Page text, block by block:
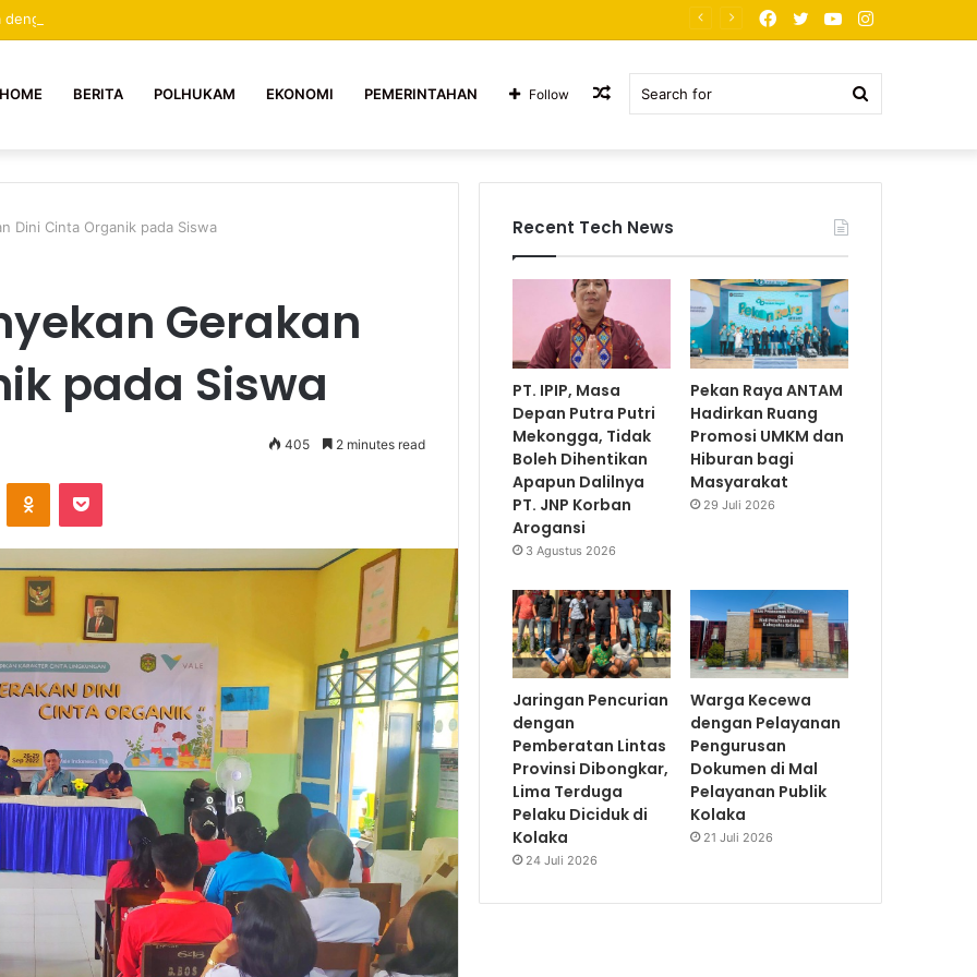
dengan Pelayanan Pengurusan Dokumen di Mal Pelayanan Publik Kolaka YouTube
Twitter
Facebook
HOME BERITA POLHUKAM EKONOMI PEMERINTAHAN Random
Follow
Dini Cinta Organik pada Siswa
Gerakan
pada Siswa
405 2 minutes read
Recent Tech News
PT. IPIP, Masa
Depan Putra Putri
Mekongga, Tidak
Boleh Dihentikan
Apapun Dalilnya
PT. JNP Korban
Arogansi
3 Agustus 2026
Pekan Raya ANTAM
Hadirkan Ruang
Promosi UMKM dan
Hiburan bagi
Masyarakat
29 Juli 2026
Jaringan Pencurian
dengan
Pemberatan Lintas
Provinsi Dibongkar,
Lima Terduga
Pelaku Diciduk di
Kolaka
24 Juli 2026
Warga Kecewa
dengan Pelayanan
Pengurusan
Dokumen di Mal
Pelayanan Publik
Kolaka
21 Juli 2026